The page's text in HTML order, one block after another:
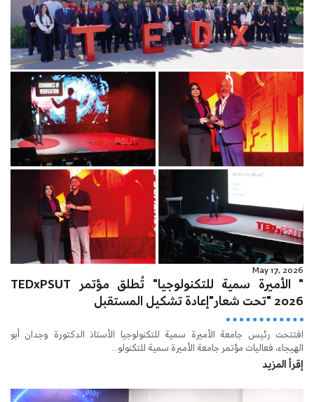
May 17, 2026
" الأميرة سمية للتكنولوجيا" تُطلق مؤتمر TEDxPSUT
2026 "تحت شعار"إعادة تشكيل المستقبل
افتتحت رئيس جامعة الأميرة سمية للتكنولوجيا الأستاذ الدكتورة وجدان أبو
الهيجاء، فعاليات مؤتمر جامعة الأميرة سمية للتكنولو...
إقرأ المزيد